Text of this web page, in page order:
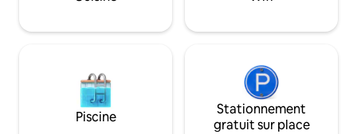
Piscine
Stationnement
gratuit sur place